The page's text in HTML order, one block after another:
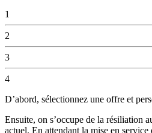
1
2
3
4
D’abord, sélectionnez une offre et
Ensuite, on s’occupe de la résiliation
actuel. En attendant la mise en